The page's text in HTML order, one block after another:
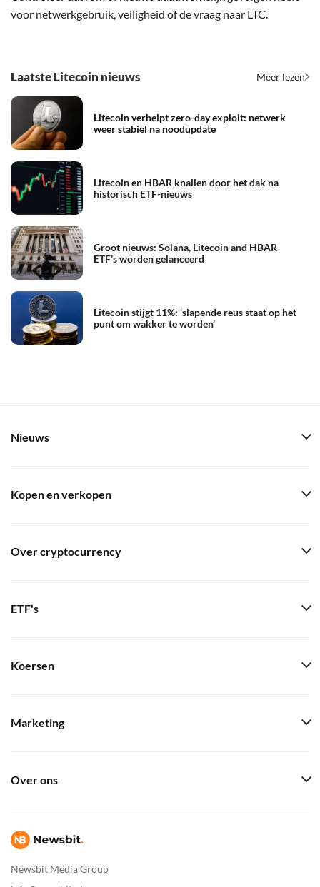
voor netwerkgebruik, veiligheid of de vraag naar LTC.
Laatste Litecoin nieuws Meer lezen
Litecoin verhelpt zero-day exploit: netwerk
weer stabiel na noodupdate
Litecoin en HBAR knallen door het dak na
historisch ETF-nieuws
Groot nieuws: Solana, Litecoin and HBAR
ETF’s worden gelanceerd
Litecoin stijgt 11%: ‘slapende reus staat op het
punt om wakker te worden’
Newsbit Media Group
Nieuws
Kopen en verkopen
Over cryptocurrency
ETF's
Koersen
Marketing
Over ons